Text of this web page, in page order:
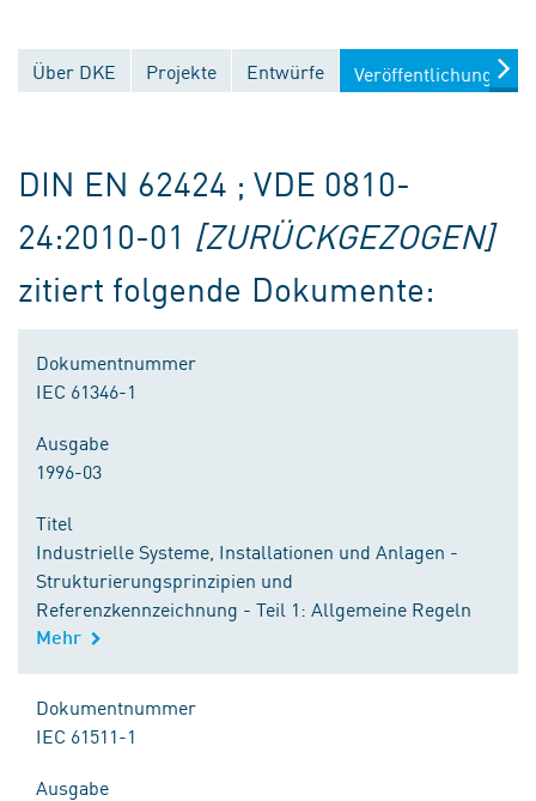
Über DKE Projekte Entwürfe Veröffentlichungen
DIN EN 62424 ; VDE 0810-
24:2010-01 [ZURÜCKGEZOGEN]
zitiert folgende Dokumente:
Dokumentnummer
IEC 61346-1
Ausgabe
1996-03
Titel
Industrielle Systeme, Installationen und Anlagen -
Strukturierungsprinzipien und
Referenzkennzeichnung - Teil 1: Allgemeine Regeln
Mehr
Dokumentnummer
IEC 61511-1
Ausgabe